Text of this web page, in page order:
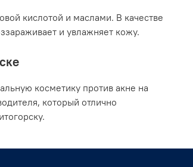
кислотой и маслами. В качестве
и увлажняет кожу.
косметику против акне на
который отлично